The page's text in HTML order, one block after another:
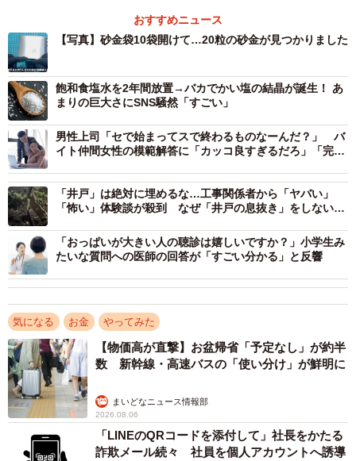
に、どれくらいの価値になるのかというワクワクが強かっ
たですね」
2/15
本物のパンニング皿／YouTubeチャンネル「ゴールドハンタービンゴ」
（@金塊ビンゴ）提供
おすすめニュース
【写真】砂金袋10袋開けて…20粒の砂金が見つかりました
飽和食塩水を2年間放置→バカでかい塩の結晶が誕生！ あ
まりの巨大さにSNS騒然「すごい」
男性上司「セで始まってスで終わるものなーんだ？」 バ
イト仲間女性の模範解答に「カッコ良すぎるだろ」「完璧
「井戸」は絶対に埋めるな…工事関係者から「ヤバい」
「怖い」体験談が殺到 なぜ「井戸の息抜き」をしないと
「おっぱいが大きい人の聴診は嬉しいですか？」小学生み
たいな質問への医師の回答が「すごい分かる」と反響
気になる お金 やってみた
【物価高が直撃】お盆帰省「予定なし」が約半
数 新幹線・高速バスの「使い分け」が鮮明に
まいどなニュース情報部
2026.08.06
「LINEのQRコードを添付して」社長をかたる
詐欺メール続々 社員を個人アカウントへ誘導